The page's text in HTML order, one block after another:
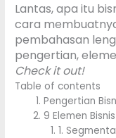
Lantas, apa itu
cara
pembahasan
pengertian,
Check it out!
Table of contents
Pengertian
9 Elemen
1.